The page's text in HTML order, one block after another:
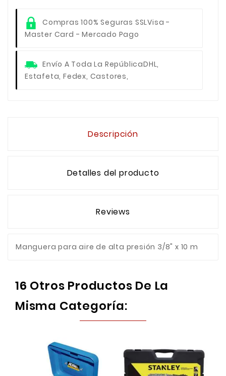
Compras 100% Seguras SSLVisa -
Master Card - Mercado Pago
Envío A Toda La RepúblicaDHL,
Estafeta, Fedex, Castores,
Descripción
Detalles del producto
Reviews
Manguera para aire de alta presión 3/8" x 10 m
16 Otros Productos De La
Misma Categoría: